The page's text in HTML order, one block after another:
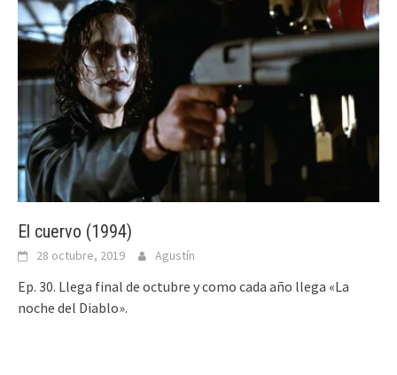
El cuervo (1994)
28 octubre, 2019 Agustín
Ep. 30. Llega final de octubre y como cada año llega «La
noche del Diablo».